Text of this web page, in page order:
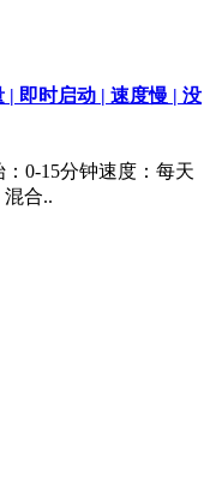
即时启动 | 速度慢 | 没
0-15分钟速度：每天
合..